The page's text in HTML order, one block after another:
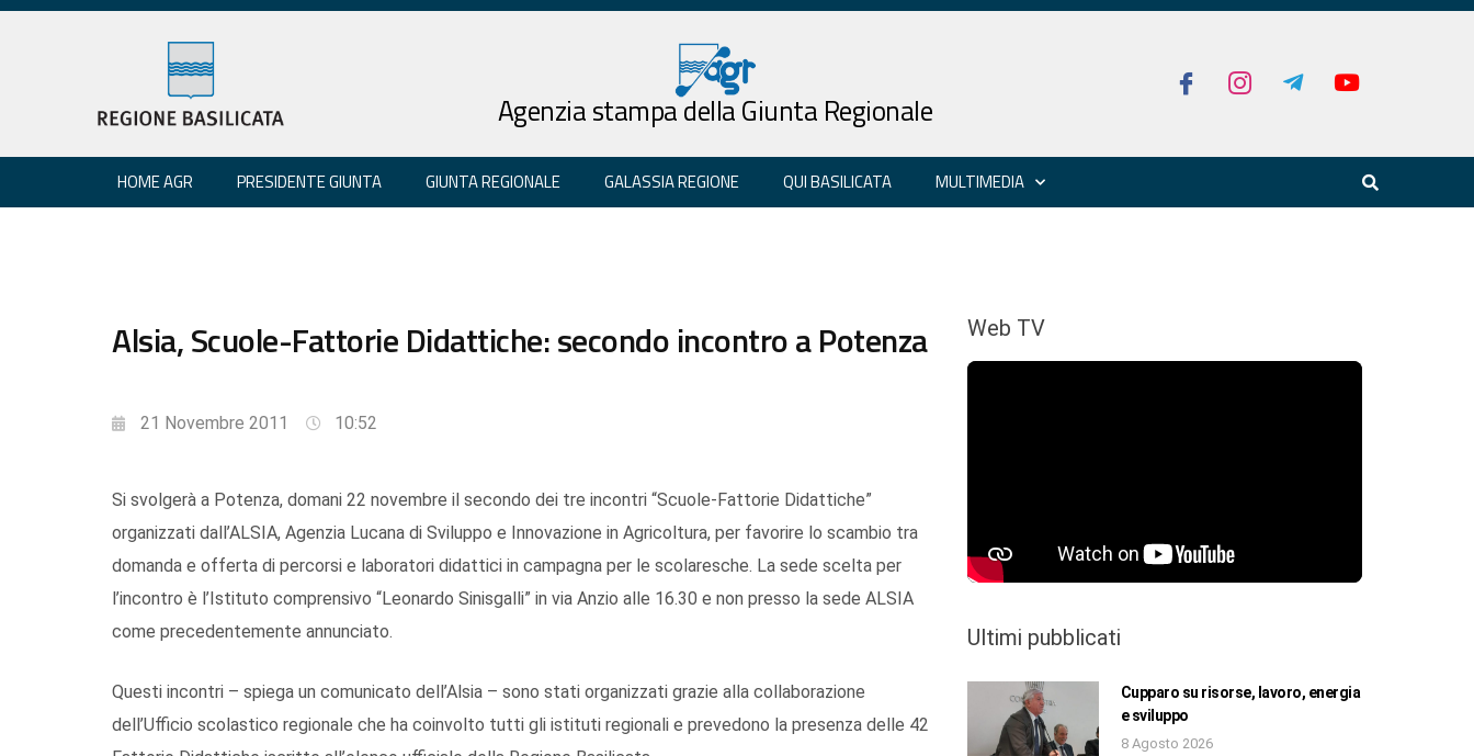
Agenzia stampa della Giunta Regionale
HOME AGR PRESIDENTE GIUNTA GIUNTA REGIONALE GALASSIA REGIONE QUI BASILICATA MULTIMEDIA
Alsia, Scuole-Fattorie Didattiche: secondo incontro a Potenza
21 Novembre 2011 10:52
Si svolgerà a Potenza, domani 22 novembre il secondo dei tre incontri “Scuole-Fattorie Didattiche”
organizzati dall’ALSIA, Agenzia Lucana di Sviluppo e Innovazione in Agricoltura, per favorire lo scambio tra
domanda e offerta di percorsi e laboratori didattici in campagna per le scolaresche. La sede scelta per
l’incontro è l’Istituto comprensivo “Leonardo Sinisgalli” in via Anzio alle 16.30 e non presso la sede ALSIA
come precedentemente annunciato.
Questi incontri – spiega un comunicato dell’Alsia – sono stati organizzati grazie alla collaborazione
dell’Ufficio scolastico regionale che ha coinvolto tutti gli istituti regionali e prevedono la presenza delle 42
Web TV
Ultimi pubblicati
Cupparo su risorse, lavoro, energia
e sviluppo
8 Agosto 2026